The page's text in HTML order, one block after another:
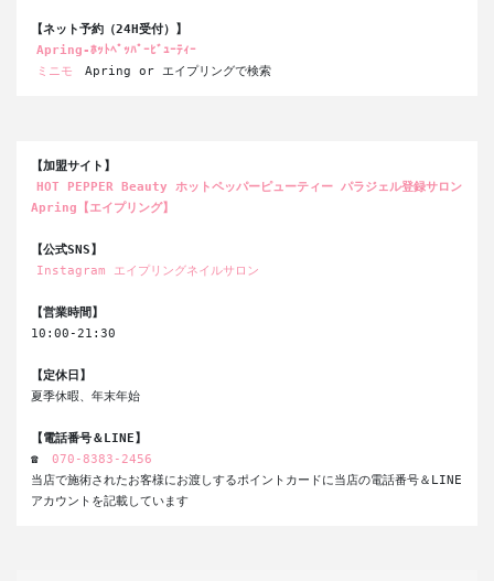
【ネット予約（24H受付）】
Apring-ﾎｯﾄﾍﾟｯﾊﾟｰﾋﾞｭｰﾃｨｰ
ミニモ
Apring or エイプリングで検索
【加盟サイト】
HOT PEPPER Beauty ホットペッパーピューティー パラジェル登録サロン
Apring【エイプリング】
【公式SNS】
Instagram エイプリングネイルサロン
【営業時間】
10:00-21:30
【定休日】
夏季休暇、年末年始
【電話番号＆LINE】
☎
070-8383-2456
当店で施術されたお客様にお渡しするポイントカードに当店の電話番号＆LINE
アカウントを記載しています